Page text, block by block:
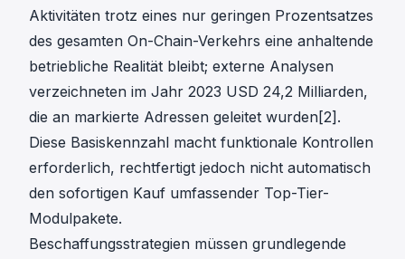
Aktivitäten trotz eines nur geringen Prozentsatzes
des gesamten On-Chain-Verkehrs eine anhaltende
betriebliche Realität bleibt; externe Analysen
verzeichneten im Jahr 2023 USD 24,2 Milliarden,
die an markierte Adressen geleitet wurden[2].
Diese Basiskennzahl macht funktionale Kontrollen
erforderlich, rechtfertigt jedoch nicht automatisch
den sofortigen Kauf umfassender Top-Tier-
Modulpakete.
Beschaffungsstrategien müssen grundlegende